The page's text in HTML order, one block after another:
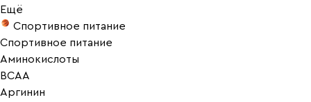
Ещё
Спортивное питание
Спортивное питание
Аминокислоты
BCAA
Аргинин